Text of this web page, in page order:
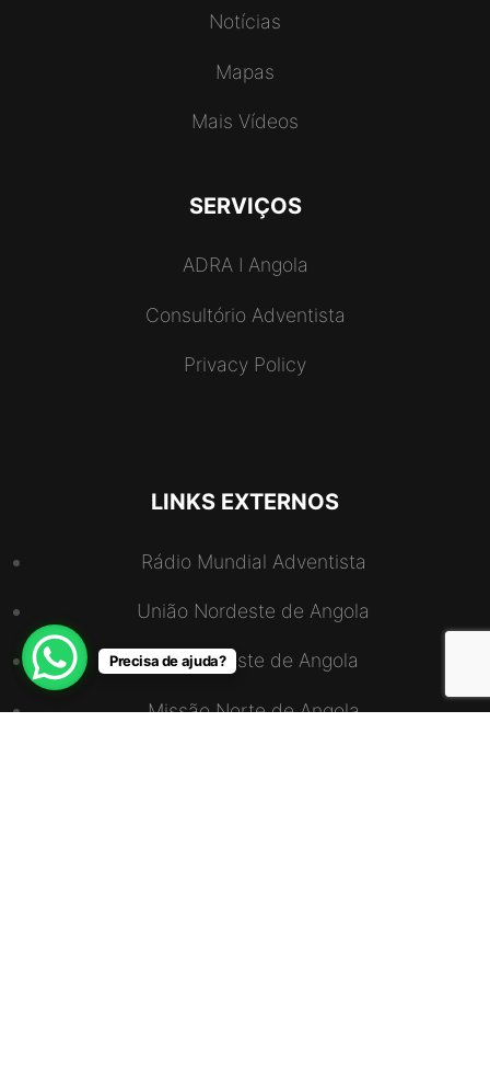
Notícias
Mapas
Mais Vídeos
SERVIÇOS
ADRA I Angola
Consultório Adventista
Privacy Policy
LINKS EXTERNOS
Rádio Mundial Adventista
União Nordeste de Angola
Missão Leste de Angola
Missão Norte de Angola
Precisa de ajuda?